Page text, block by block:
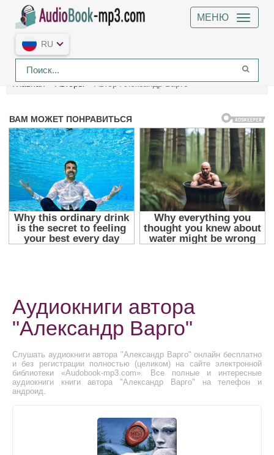
МЕНЮ
RU
Главная Авторы Автор Александр Варго
Аудиокниги автора
"Александр Варго"
Слушать аудиокниги автора "Александр Варго" онлайн бесплатно
и без регистрации полностью (целиком) на сайте электронной
библиотеки «Audobook-mp3.com». Все полные и интересные
аудиокниги книги автора "Александр Варго" на телефон и
андроид.